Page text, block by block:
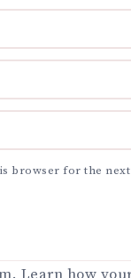
browser for the